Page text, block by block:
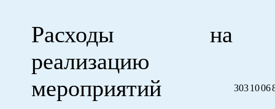
Расходы на
реализацию
мероприятий
3031006